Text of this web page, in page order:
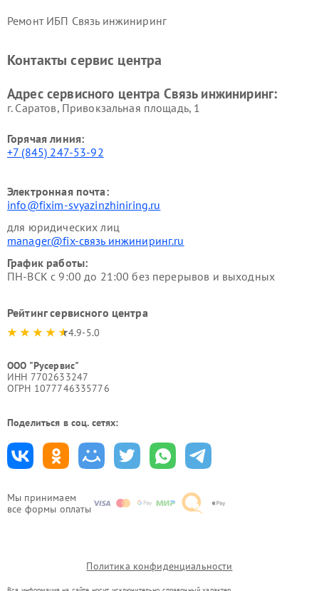
Мы принимаем
все формы оплаты
Ремонт ИБП Связь инжиниринг
Контакты сервис центра
Адрес сервисного центра Связь инжиниринг:
г. Саратов, Привокзальная площадь, 1
Горячая линия:
+7 (845) 247-53-92
Электронная почта:
info@fixim-svyazinzhiniring.ru
для юридических лиц
manager@fix-связь инжиниринг.ru
График работы:
ПН-ВСК с 9:00 до 21:00 без перерывов и выходных
Рейтинг сервисного центра
4.9-5.0
ООО "Русервис"
ИНН 7702633247
ОГРН 1077746335776
Поделиться в соц. сетях:
Политика конфиденциальности